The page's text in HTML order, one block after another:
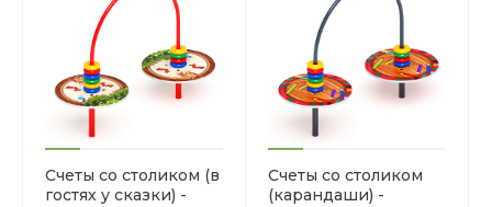
Счеты со столиком (в
гостях у сказки) -
Счеты со столиком
(карандаши) -